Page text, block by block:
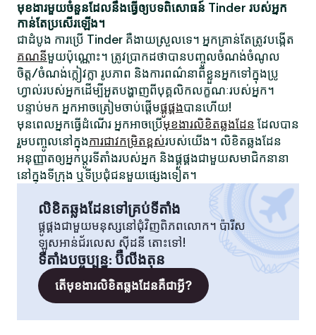
មុខងារមួយចំនួនដែលនឹងធ្វើឲ្យបទពិសោធន៍ Tinder របស់អ្នក
កាន់តែប្រសើរឡើង។
ជាដំបូង ការប្រើ Tinder គឺងាយស្រួលទេ។ អ្នកគ្រាន់តែត្រូវបង្កើត
គណនីមួយប៉ុណ្ណោះ។ ត្រូវប្រាកដថាបានបញ្ចូលចំណង់ចំណូល
ចិត្ត/ចំណង់ក្លៀវក្លា រូបភាព និងការពណ៌នាពីខ្លួនអ្នកទៅក្នុងប្រូ
ហ្វាល់របស់អ្នកដើម្បីអួតបង្ហាញពីបុគ្គលិកលក្ខណៈរបស់អ្នក។
បន្ទាប់មក អ្នកអាចត្រៀមចាប់ផ្តើមផ្គូផ្គងបានហើយ!
មុនពេលអ្នកធ្វើដំណើរ អ្នកអាចប្រើមុខងារលិខិតឆ្លងដែន ដែលបាន
រួមបញ្ចូលនៅក្នុងការជាវកម្រិតខ្ពស់របស់យើង។ លិខិតឆ្លងដែន
អនុញ្ញាតឲ្យអ្នកប្តូរទីតាំងរបស់អ្នក និងផ្គូផ្គងជាមួយសមាជិកនានា
នៅក្នុងទីក្រុង ឬទីប្រជុំជនមួយផ្សេងទៀត។
លិខិតឆ្លងដែនទៅគ្រប់ទីតាំង
ផ្គូផ្គងជាមួយមនុស្សនៅជុំវិញពិភពលោក។ ប៉ារីស
ឡូសអាន់ជ័រលេស ស៊ីដនី តោះទៅ!
ទីតាំងបច្ចុប្បន្ន: ប៊ឺលីងតុន
តើមុខងារលិខិតឆ្លងដែនគឺជាអ្វី?